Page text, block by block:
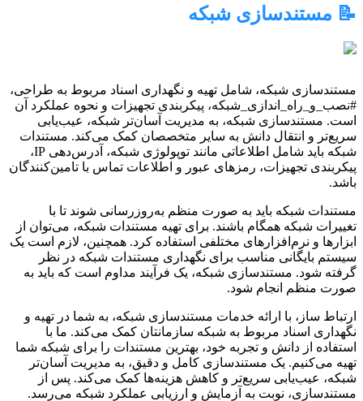
📝 مستندسازی شبکه
مستندسازی شبکه، شامل تهیه و نگهداری اسناد مربوط به طراحی،
#نصب_و_راه_اندازی_شبکه، پیکربندی تجهیزات و نحوه عملکرد آن
است. مستندسازی شبکه، به مدیریت آسان‌تر شبکه، عیب‌یابی
سریع‌تر و انتقال دانش به سایر متخصصان کمک می‌کند. مستندات
شبکه باید شامل اطلاعاتی مانند توپولوژی شبکه، آدرس‌دهی IP،
پیکربندی تجهیزات، رمزهای عبور و اطلاعات تماس با تامین‌کنندگان
باشد.
مستندات شبکه باید به صورت منظم به‌روزرسانی شوند تا با
تغییرات شبکه همگام باشند. برای تهیه مستندات شبکه، می‌توان از
ابزارها و نرم‌افزارهای مختلفی استفاده کرد. همچنین، لازم است یک
سیستم بایگانی مناسب برای نگهداری مستندات شبکه در نظر
گرفته شود. مستندسازی شبکه، یک فرآیند مداوم است که باید به
صورت منظم انجام شود.
ارتباط ساز، با ارائه خدمات مستندسازی شبکه، به شما در تهیه و
نگهداری اسناد مربوط به شبکه سازمانتان کمک می‌کند. ما با
استفاده از دانش و تجربه خود، بهترین مستندات را برای شبکه شما
تهیه می‌کنیم. یک مستندسازی کامل و دقیق، به مدیریت آسان‌تر
شبکه، عیب‌یابی سریع‌تر و کاهش هزینه‌ها کمک می‌کند. پس از
مستندسازی، نوبت به آزمایش و ارزیابی عملکرد شبکه می‌رسد.